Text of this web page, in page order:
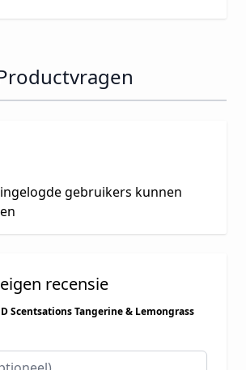
gebruikers kunnen
recensie
Scentsations Tangerine & Lemongrass